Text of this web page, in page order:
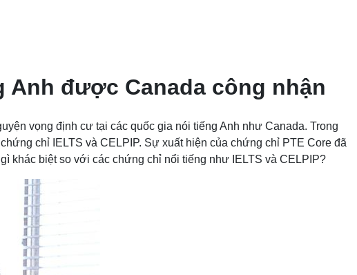
được Canada công nhận
vọng định cư tại các quốc gia nói tiếng Anh như Canada. Trong
chỉ IELTS và CELPIP. Sự xuất hiện của chứng chỉ PTE Core đã
khác biệt so với các chứng chỉ nổi tiếng như IELTS và CELPIP?